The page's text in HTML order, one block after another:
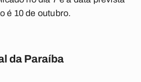
é 10 de outubro.
da Paraíba